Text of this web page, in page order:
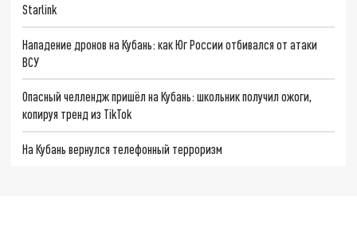
Starlink
Нападение дронов на Кубань: как Юг России отбивался от атаки
ВСУ
Опасный челлендж пришёл на Кубань: школьник получил ожоги,
копируя тренд из TikTok
На Кубань вернулся телефонный терроризм